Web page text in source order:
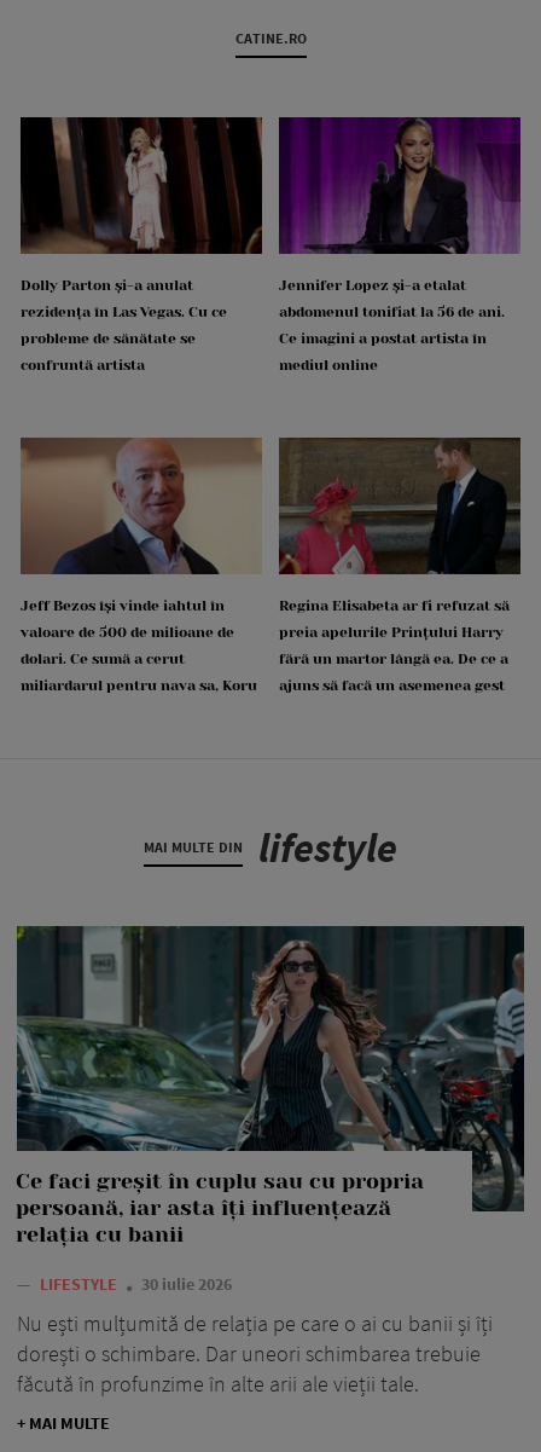
CATINE.RO
Dolly Parton și-a anulat
rezidența în Las Vegas. Cu ce
probleme de sănătate se
confruntă artista
Jennifer Lopez și-a etalat
abdomenul tonifiat la 56 de ani.
Ce imagini a postat artista în
mediul online
Jeff Bezos își vinde iahtul în
valoare de 500 de milioane de
dolari. Ce sumă a cerut
miliardarul pentru nava sa, Koru
Regina Elisabeta ar fi refuzat să
preia apelurile Prințului Harry
fără un martor lângă ea. De ce a
ajuns să facă un asemenea gest
MAI MULTE DIN lifestyle
Ce faci greșit în cuplu sau cu propria
persoană, iar asta îți influențează
relația cu banii
— LIFESTYLE 30 iulie 2026
Nu ești mulțumită de relația pe care o ai cu banii și îți
dorești o schimbare. Dar uneori schimbarea trebuie
făcută în profunzime în alte arii ale vieții tale.
+ MAI MULTE